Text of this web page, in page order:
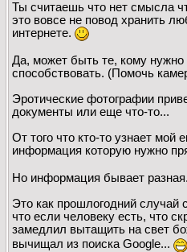
Ты считаешь что нет смысла
это вовсе не повод хранить
интернете.
Да, может быть те, кому нужно
способствовать. (Помочь
Эротические фотографии
документы или еще что-то...
От того что кто-то узнает
информация которую нужно
Но информация бывает разная.
Это как прошлогодний случай
что если человеку есть, что
замедлил вытащить на свет
вычищал из поиска Google...